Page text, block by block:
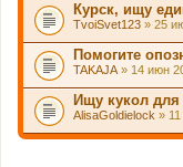
Курск, ищу
TvoiSvet123 » 25
Помогите
TAKAJA » 14 июн
Ищу кукол
AlisaGoldielock »